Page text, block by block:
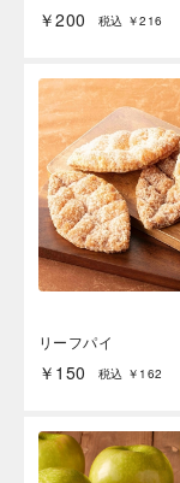
￥200 税込 ￥216
リーフパイ
￥150 税込 ￥162